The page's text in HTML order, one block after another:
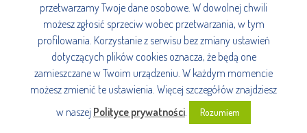
przetwarzamy Twoje dane osobowe. W dowolnej chwili
możesz zgłosić sprzeciw wobec przetwarzania, w tym
profilowania. Korzystanie z serwisu bez zmiany ustawień
dotyczących plików cookies oznacza, że będą one
zamieszczane w Twoim urządzeniu. W każdym momencie
możesz zmienić te ustawienia. Więcej szczegółów znajdziesz
w naszej Polityce prywatności. Rozumiem